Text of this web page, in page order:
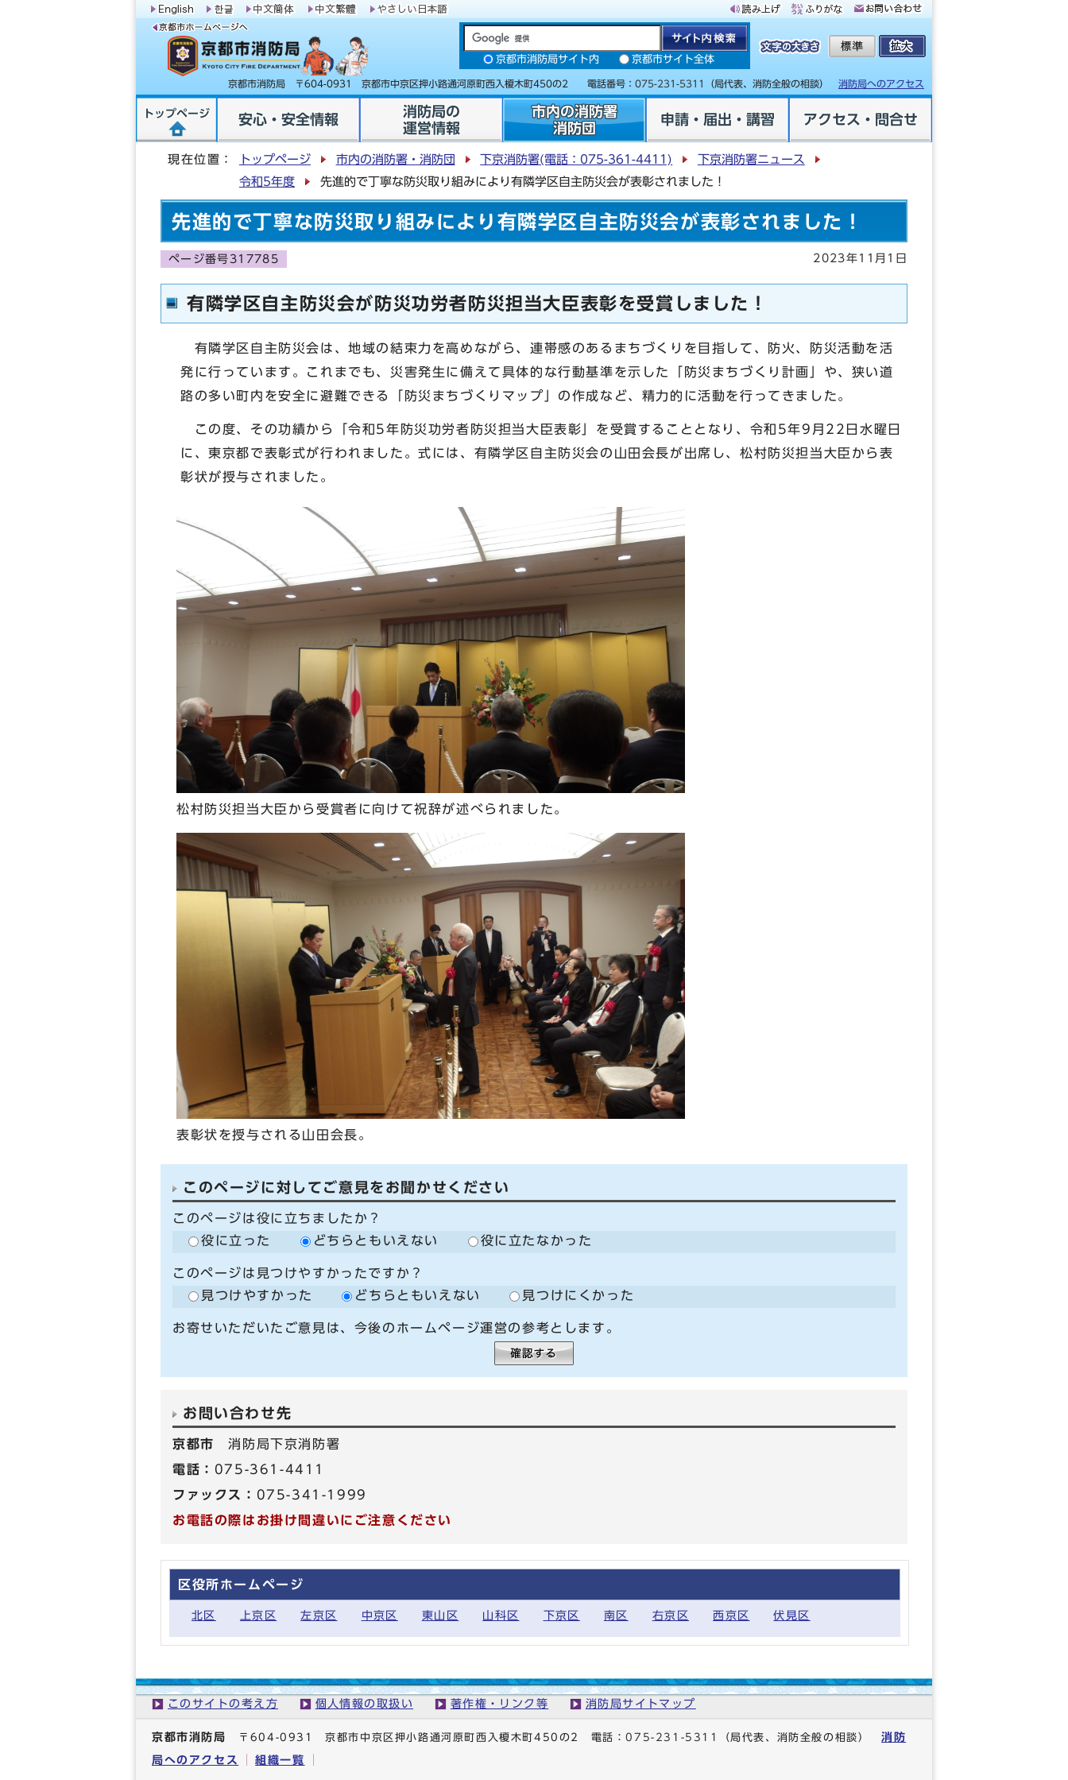
京都市消防局サイト内 京都市サイト全体
京都市消防局 〒604-0931 京都市中京区押小路通河原町西入榎木町450の2 電話番号： 075-231-5311 （局代表、消防全般の相談） 消防局へのアクセス
トップページ 安心・安全情報
消防局の
運営情報
市内の消防署
消防団
申請・届出・講習 アクセス・問合せ
現在位置： トップページ 市内の消防署・消防団 下京消防署(電話：075-361-4411)
下京消防署ニュース
令和5年度
先進的で丁寧な防災取り組みにより有隣学区自主防災会が表彰されました！
先進的で丁寧な防災取り組みにより有隣学区自主防災会が表彰されました！
ページ番号317785 2023年11月1日
有隣学区自主防災会が防災功労者防災担当大臣表彰を受賞しました！
有隣学区自主防災会は、地域の結束力を高めながら、連帯感のあるまちづくりを目指して、防火、防災活動を活
発に行っています。これまでも、災害発生に備えて具体的な行動基準を示した「防災まちづくり計画」や、狭い道
路の多い町内を安全に避難できる「防災まちづくりマップ」の作成など、精力的に活動を行ってきました。
この度、その功績から「令和5年防災功労者防災担当大臣表彰」を受賞することとなり、令和5年9月22日水曜日
に、東京都で表彰式が行われました。式には、有隣学区自主防災会の山田会長が出席し、松村防災担当大臣から表
彰状が授与されました。
松村防災担当大臣から受賞者に向けて祝辞が述べられました。
表彰状を授与される山田会長。
このページに対してご意見をお聞かせください
このページは役に立ちましたか？
役に立った
どちらともいえない 役に立たなかった
このページは見つけやすかったですか？
見つけやすかった
どちらともいえない 見つけにくかった
お寄せいただいたご意見は、今後のホームページ運営の参考とします。
お問い合わせ先
京都市消防局下京消防署
電話： 075-361-4411
ファックス： 075-341-1999
お電話の際はお掛け間違いにご注意ください
区役所ホームページ
北区 上京区 左京区 中京区 東山区 山科区 下京区 南区 右京区 西京区 伏見区
このサイトの考え方 個人情報の取扱い 著作権・リンク等 消防局サイトマップ
京都市消防局 〒604-0931 京都市中京区押小路通河原町西入榎木町450の2 電話：075-231-5311 （局代表、消防全般の相談）消防
局へのアクセス
組織一覧